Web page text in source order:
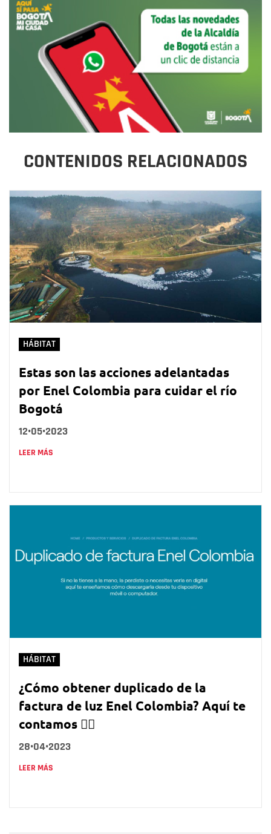
CONTENIDOS RELACIONADOS
HÁBITAT
Estas son las acciones adelantadas
por Enel Colombia para cuidar el río
Bogotá
12•05•2023
LEER MÁS
HÁBITAT
¿Cómo obtener duplicado de la
factura de luz Enel Colombia? Aquí te
contamos 👇🏻
28•04•2023
LEER MÁS